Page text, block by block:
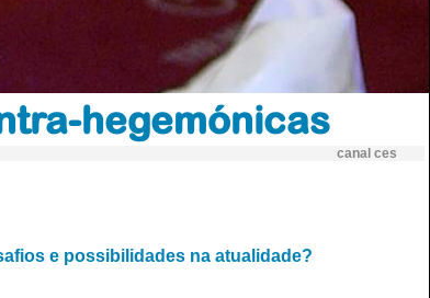
hegemónicas
canal ces
e possibilidades na atualidade?